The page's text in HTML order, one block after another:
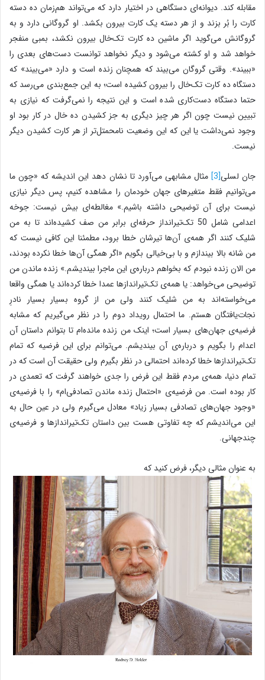
مقابله کند. دیوانه‌ای دستگاهی در اختیار دارد که می‌تواند هم‌زمان ده دسته
کارت را بُر بزند و از هر دسته یک کارت بیرون بکشد. او گروگانی دارد و به
گروگانش می‌گوید اگر ماشین ده کارت تک‌خال بیرون نکشد، بمبی منفجر
خواهد شد و او کشته می‌شود و دیگر نخواهد توانست دست‌های بعدی را
«ببیند». وقتی گروگان می‌بیند که همچنان زنده است و دارد «می‌بیند» که
دستگاه ده کارت تک‌خال را بیرون کشیده است؛ به این جمع‌بندی می‌رسد که
حتما دستگاه دست‌کاری شده است و این نتیجه را نمی‌گرفت که نیازی به
تبیین نیست چون اگر هر چیز دیگری به جز کشیدن ده خال در کار ‌بود او
وجود نمی‌داشت یا این که این وضعیت نامحمتل‌تر از هر کارت کشیدن دیگر
نیست.
جان لسلی[3]
مثال مشابهی می‌آورد تا نشان دهد این اندیشه که «چون ما
می‌توانیم فقط متغیرهای جهان خودمان را مشاهده کنیم، پس دیگر نیازی
نیست برای آن توضیحی داشته باشیم.» مغالطه‌ای بیش نیست: جوخه
اعدامی شامل 50 تک‌تیرانداز حرفه‌ای برابر من صف کشیده‌اند تا به من
شلیک کنند اگر همه‌ی آن‌ها تیرشان خطا برود، مطمئنا این کافی نیست که
من شانه بالا بیندازم و با بی‌خیالی بگویم «اگر همگی آن‌ها خطا نکرده بودند،
من الان زنده نبودم که بخواهم درباره‌ی این ماجرا بیندیشم.» زنده ماندن من
توضیحی می‌خواهد: یا همه‌ی تک‌تیراندازها عمدا خطا کرده‌اند یا همگی واقعا
می‌خواسته‌اند به من شلیک کنند ولی من از گروه بسیار بسیار نادرِ
نجات‌یافتگان هستم. ما احتمال رویداد دوم را در نظر می‌گیریم که مشابه
فرضیه‌ی جهان‌های بسیار است؛ اینک من زنده مانده‌ام تا بتوانم داستان آن
اعدام را بگویم و درباره‌ی آن بیندیشم. می‌‌توانم برای این فرضیه که تمام
تک‌تیراندازها خطا کرده‌اند احتمالی در نظر بگیرم ولی حقیقت آن است که در
تمام دنیا، همه‌ی مردم فقط این فرض را جدی خواهند گرفت که تعمدی در
کار بوده است. من فرضیه‌ی‌ «احتمال زنده ماندن تصادفی‌ام» را با فرضیه‌ی
«وجود جهان‌های تصادفی بسیار زیاد» معادل می‌گیرم ولی در عین حال به
این می‌اندیشم که چه تفاوتی هست بین داستان تک‌تیراندازها و فرضیه‌ی
چندجهانی.
به عنوان مثالی دیگر، فرض کنید که